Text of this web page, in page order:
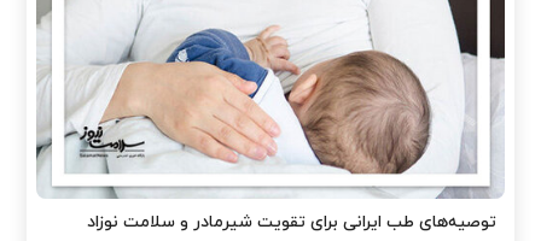
توصیه‌های طب ایرانی برای تقویت شیرمادر و سلامت نوزاد